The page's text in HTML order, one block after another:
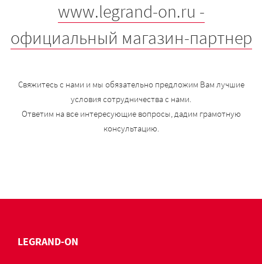
www.legrand-on.ru -
официальный магазин-партнер
Свяжитесь с нами и мы обязательно предложим Вам лучшие
условия сотрудничества с нами.
Ответим на все интересующие вопросы, дадим грамотную
консультацию.
LEGRAND-ON